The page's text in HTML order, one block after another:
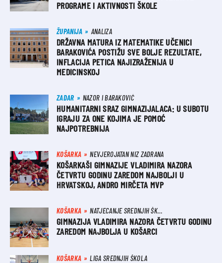
PROGRAME I AKTIVNOSTI ŠKOLE
ŽUPANIJA ANALIZA
DRŽAVNA MATURA IZ MATEMATIKE UČENICI
BARAKOVIĆA POSTIŽU SVE BOLJE REZULTATE,
INFLACIJA PETICA NAJIZRAŽENIJA U
MEDICINSKOJ
ZADAR NAZOR I BARAKOVIĆ
HUMANITARNI SRAZ GIMNAZIJALACA: U SUBOTU
IGRAJU ZA ONE KOJIMA JE POMOĆ
NAJPOTREBNIJA
KOŠARKA NEVJEROJATAN NIZ ZADRANA
KOŠARKAŠI GIMNAZIJE VLADIMIRA NAZORA
ČETVRTU GODINU ZAREDOM NAJBOLJI U
HRVATSKOJ, ANDRO MIRČETA MVP
KOŠARKA NATJECANJE SREDNJIH ŠKOLA
GIMNAZIJA VLADIMIRA NAZORA ČETVRTU GODINU
ZAREDOM NAJBOLJA U KOŠARCI
KOŠARKA LIGA SREDNJIH ŠKOLA